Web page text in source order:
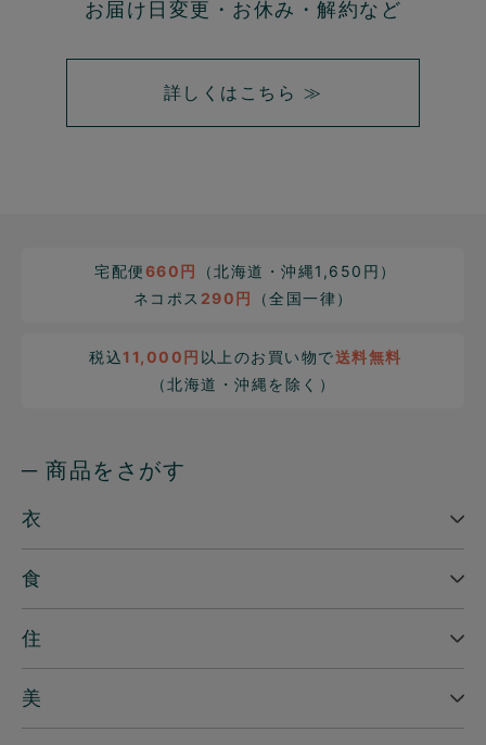
お届け日変更・お休み・解約など
詳しくはこちら ≫
宅配便660円
（北海道・沖縄1,650円）
ネコポス 290円 （全国一律）
税込11,000円 以上のお買い物で送料無料
（北海道・沖縄を除く）
─ 商品をさがす
衣
食
住
美